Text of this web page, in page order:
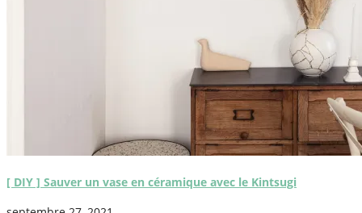
[ DIY ] Sauver un vase en céramique avec le Kintsugi